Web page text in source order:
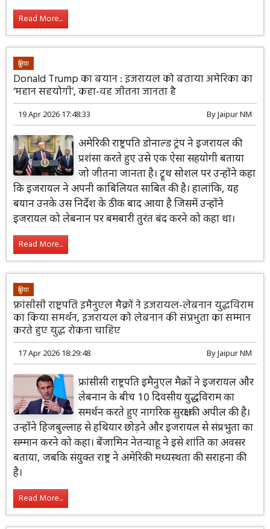
Read More...
दुनिया
Donald Trump का बयान : इजरायल को बताया अमेरिका का
‘महान सहयोगी’, कहा-वह जीतना जानता है
19 Apr 2026 17:48:33 ByJaipur NM
अमेरिकी राष्ट्रपति डोनाल्ड ट्रंप ने इजरायल की
प्रशंसा करते हुए उसे एक ऐसा सहयोगी बताया
जो जीतना जानता है। ट्रूथ सोशल पर उन्होंने कहा
कि इजरायल ने अपनी काबिलियत साबित की है। हालांकि, यह
बयान उनके उस निर्देश के ठीक बाद आया है जिसमें उन्होंने
इजरायल को लेबनान पर बमबारी तुरंत बंद करने को कहा था।
Read More...
दुनिया
फ्रांसीसी राष्ट्रपति इमैनुएल मैक्रों ने इजरायल-लेबनान युद्धविराम
का किया समर्थन, इजरायल को लेबनान की संप्रभुता का सम्मान
करते हुए युद्ध रोकना चाहिए
17 Apr 2026 18:29:48 ByJaipur NM
फ्रांसीसी राष्ट्रपति इमैनुएल मैक्रों ने इजरायल और
लेबनान के बीच 10 दिवसीय युद्धविराम का
समर्थन करते हुए नागरिक सुरक्षा की अपील की है।
उन्होंने हिजबुल्लाह से हथियार छोड़ने और इजरायल से संप्रभुता का
सम्मान करने को कहा। बेंजामिन नेतन्याहू ने इसे शांति का अवसर
बताया, जबकि संयुक्त राष्ट्र ने अमेरिकी मध्यस्थता की सराहना की
है।
Read More...